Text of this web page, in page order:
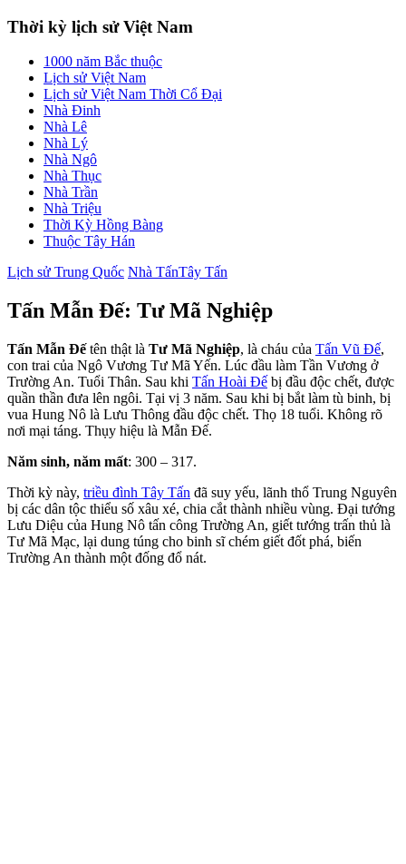
Thời kỳ lịch sử Việt Nam
1000 năm Bắc thuộc
Lịch sử Việt Nam
Lịch sử Việt Nam Thời Cổ Đại
Nhà Đinh
Nhà Lê
Nhà Lý
Nhà Ngô
Nhà Thục
Nhà Trần
Nhà Triệu
Thời Kỳ Hồng Bàng
Thuộc Tây Hán
Lịch sử Trung Quốc Nhà TấnTây Tấn
Tấn Mẫn Đế: Tư Mã Nghiệp
Tấn Mẫn Đếtên thật là Tư Mã Nghiệp, là cháu của Tấn Vũ Đế,
con trai của Ngô Vương Tư Mã Yến. Lúc đầu làm Tần Vương ở
Trường An. Tuổi Thân. Sau khi Tấn Hoài Đế bị đầu độc chết, được
quần thần đưa lên ngôi. Tại vị 3 năm. Sau khi bị bắt làm tù binh, bị
vua Hung Nô là Lưu Thông đầu độc chết. Thọ 18 tuổi. Không rõ
nơi mại táng. Thụy hiệu là Mẫn Đế.
Năm sinh, năm mất: 300 – 317.
Thời kỳ này, triều đình Tây Tấn đã suy yếu, lãnh thổ Trung Nguyên
bị các dân tộc thiểu số xâu xé, chia cắt thành nhiều vùng. Đại tướng
Lưu Diệu của Hung Nô tấn công Trường An, giết tướng trấn thủ là
Tư Mã Mạc, lại dung túng cho binh sĩ chém giết đốt phá, biến
Trường An thành một đống đổ nát.